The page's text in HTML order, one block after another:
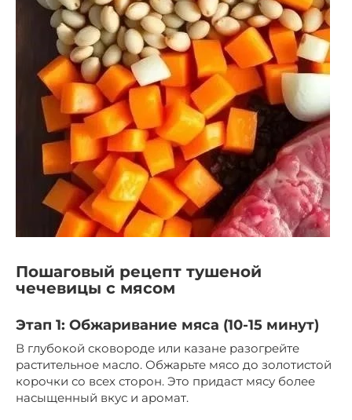
Пошаговый рецепт тушеной
чечевицы с мясом
Этап 1: Обжаривание мяса (10-15 минут)
В глубокой сковороде или казане разогрейте
растительное масло. Обжарьте мясо до золотистой
корочки со всех сторон. Это придаст мясу более
насыщенный вкус и аромат.